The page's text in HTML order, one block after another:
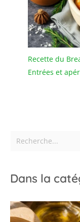
Recette du
Entrées et
Dans la